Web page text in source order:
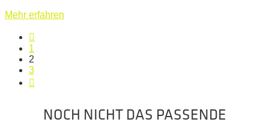
Mehr erfahren
1
2
3
NOCH NICHT DAS PASSENDE